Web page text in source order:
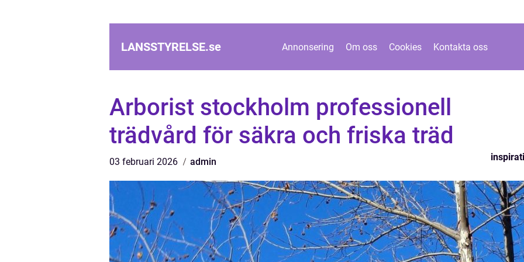
LANSSTYRELSE.se Annonsering Om oss Cookies Kontakta oss
Arborist stockholm professionell
trädvård för säkra och friska träd
03 februari 2026 admin